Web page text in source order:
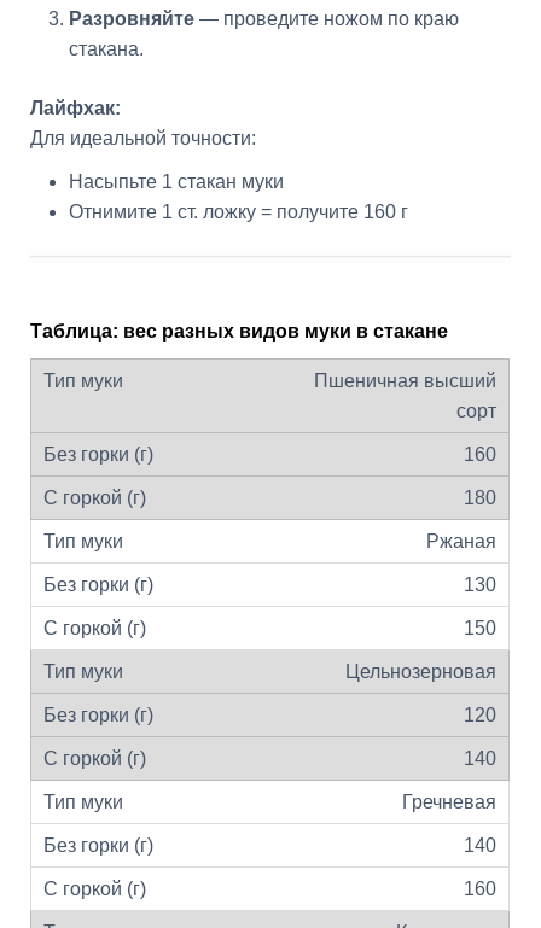
Разровняйте — проведите ножом по краю
стакана.
Лайфхак:
Для идеальной точности:
Насыпьте 1 стакан муки
Отнимите 1 ст. ложку = получите 160 г
Таблица: вес разных видов муки в стакане
Пшеничная высший
сорт
160
180
Ржаная
130
150
Цельнозерновая
120
140
Гречневая
140
160